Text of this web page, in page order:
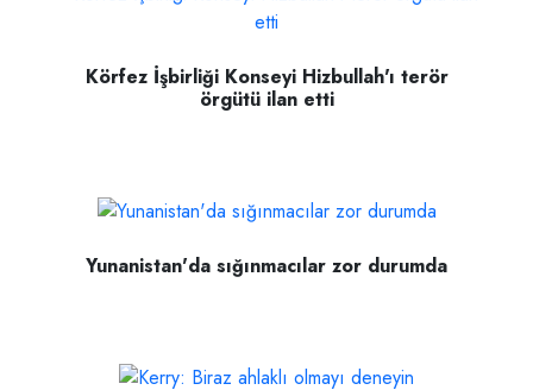
Körfez İşbirliği Konseyi Hizbullah'ı terör
örgütü ilan etti
Yunanistan'da sığınmacılar zor durumda